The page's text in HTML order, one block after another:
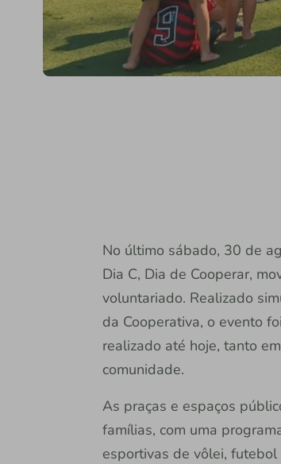
No último sábado, 30 de
Dia C, Dia de Cooperar,
voluntariado. Realizado
da Cooperativa, o evento
realizado até hoje, tanto
comunidade.
As praças e espaços
famílias, com uma
esportivas de vôlei,